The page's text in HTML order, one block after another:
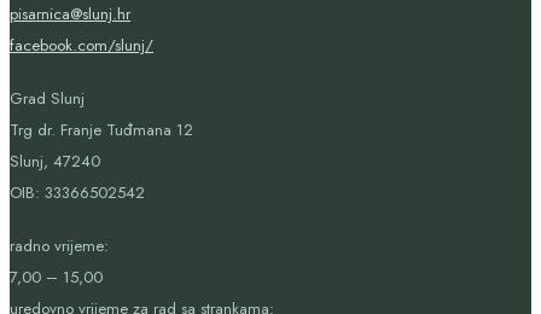
pisarnica@slunj.hr
facebook.com/slunj/
Grad Slunj
Trg dr. Franje Tuđmana 12
Slunj, 47240
OIB: 33366502542
radno vrijeme:
7,00 – 15,00
uredovno vrijeme za rad sa strankama: